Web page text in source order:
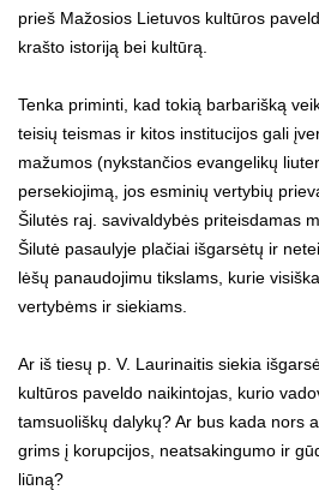
prieš Mažosios Lietuvos kultūros
krašto istoriją bei kultūrą.
Tenka priminti, kad tokią barbarišką
teisių teismas ir kitos institucijos gali
mažumos (nykstančios evangelikų
persekiojimą, jos esminių vertybių
Šilutės raj. savivaldybės priteisdamas
Šilutė pasaulyje plačiai išgarsėtų ir
lėšų panaudojimu tikslams, kurie
vertybėms ir siekiams.
Ar iš tiesų p. V. Laurinaitis siekia
kultūros paveldo naikintojas, kurio
tamsuoliškų dalykų? Ar bus kada nors
grims į korupcijos, neatsakingumo ir
liūną?